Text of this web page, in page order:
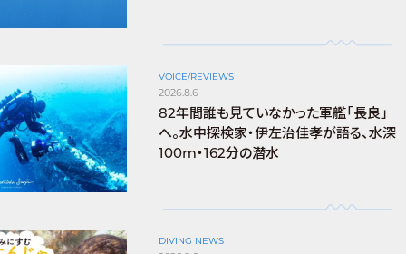
VOICE/REVIEWS
2026.8.6
82年間誰も見ていなかった軍艦「長良」
へ。水中探検家・伊左治佳孝が語る、水深
100m・162分の潜水
DIVING NEWS